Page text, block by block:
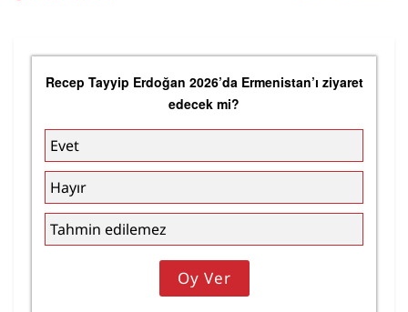
Recep Tayyip Erdoğan 2026’da Ermenistan’ı ziyaret
edecek mi?
Evet
Hayır
Tahmin edilemez